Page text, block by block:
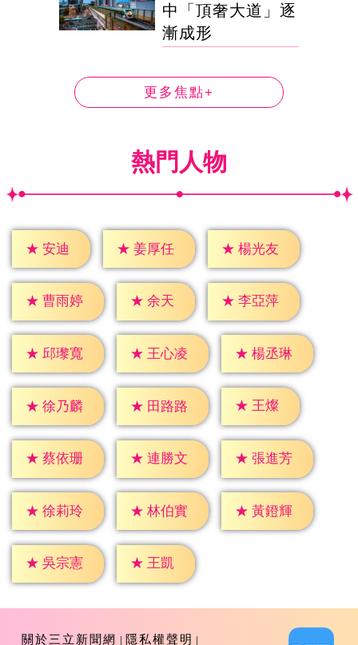
中「頂奢大道」逐
漸成形
更多焦點+
熱門人物
★ 安迪 ★ 姜厚任 ★ 楊光友
★ 曹雨婷 ★ 余天 ★ 李亞萍
★ 邱瓈寬 ★ 王心凌 ★ 楊丞琳
★ 徐乃麟 ★ 田路路 ★ 王燦
★ 蔡依珊 ★ 連勝文 ★ 張進芳
★ 徐莉玲 ★ 林伯實 ★ 黃鐙輝
★ 吳宗憲 ★ 王凱
關於三立新聞網 隱私權聲明